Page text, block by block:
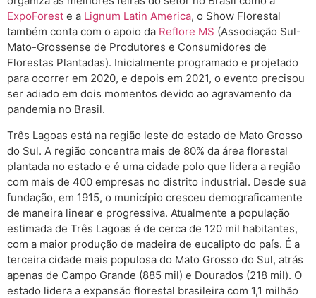
ExpoForest e a Lignum Latin America, o Show Florestal
também conta com o apoio da Reflore MS (Associação Sul-
Mato-Grossense de Produtores e Consumidores de
Florestas Plantadas). Inicialmente programado e projetado
para ocorrer em 2020, e depois em 2021, o evento precisou
ser adiado em dois momentos devido ao agravamento da
pandemia no Brasil.
Três Lagoas está na região leste do estado de Mato Grosso
do Sul. A região concentra mais de 80% da área florestal
plantada no estado e é uma cidade polo que lidera a região
com mais de 400 empresas no distrito industrial. Desde sua
fundação, em 1915, o município cresceu demograficamente
de maneira linear e progressiva. Atualmente a população
estimada de Três Lagoas é de cerca de 120 mil habitantes,
com a maior produção de madeira de eucalipto do país. É a
terceira cidade mais populosa do Mato Grosso do Sul, atrás
apenas de Campo Grande (885 mil) e Dourados (218 mil). O
estado lidera a expansão florestal brasileira com 1,1 milhão